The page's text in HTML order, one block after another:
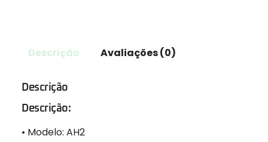
Descrição Avaliações (0)
Descrição
Descrição:
• Modelo: AH2